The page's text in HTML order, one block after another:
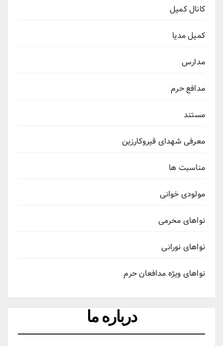
کانال کمیل
کمیل مدیا
مدارس
مدافع حرم
مستند
معرفی شهدای قیروکارزین
مناسبت ها
مولودی خوانی
نواهای محرمی
نواهای نورانی
نواهای ویژه مدافعان حرم
درباره ما